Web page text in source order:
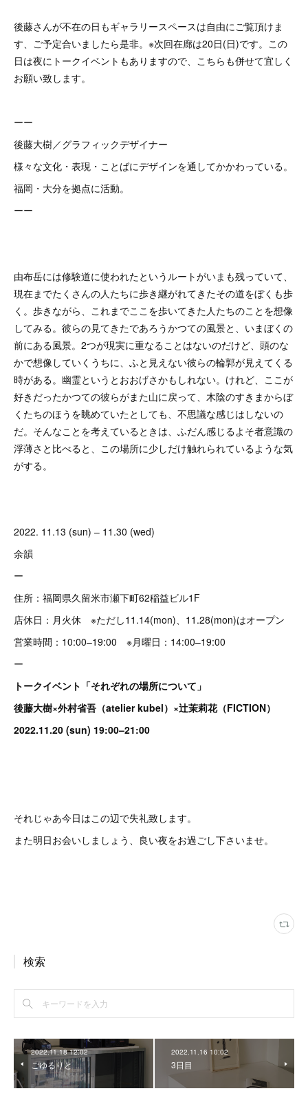
後藤さんが不在の日もギャラリースペースは自由にご覧頂けま
す、ご予定合いましたら是非。※次回在廊は20日(日)です。この
日は夜にトークイベントもありますので、こちらも併せて宜しく
お願い致します。
ーー
後藤大樹／グラフィックデザイナー
様々な文化・表現・ことばにデザインを通してかかわっている。
福岡・大分を拠点に活動。
ーー
由布岳には修験道に使われたというルートがいまも残っていて、
現在までたくさんの人たちに歩き継がれてきたその道をぼくも歩
く。歩きながら、これまでここを歩いてきた人たちのことを想像
してみる。彼らの見てきたであろうかつての風景と、いまぼくの
前にある風景。2つが現実に重なることはないのだけど、頭のな
かで想像していくうちに、ふと見えない彼らの輪郭が見えてくる
時がある。幽霊というとおおげさかもしれない。けれど、ここが
好きだったかつての彼らがまた山に戻って、木陰のすきまからぼ
くたちのほうを眺めていたとしても、不思議な感じはしないの
だ。そんなことを考えているときは、ふだん感じるよそ者意識の
浮薄さと比べると、この場所に少しだけ触れられているような気
がする。
2022. 11.13 (sun) – 11.30 (wed)
余韻
ー
住所：福岡県久留米市瀬下町62稲益ビル1F
店休日：月火休 ※ただし11.14(mon)、11.28(mon)はオープン
営業時間：10:00–19:00 ※月曜日：14:00–19:00
ー
トークイベント「それぞれの場所について」
後藤大樹×外村省吾（atelier kubel）×辻󠄀茉莉花（FICTION）
2022.11.20 (sun) 19:00–21:00
それじゃあ今日はこの辺で失礼致します。
また明日お会いしましょう、良い夜をお過ごし下さいませ。
検索
2022.11.18 12:02
ごゆるりと
2022.11.16 10:02
3日目